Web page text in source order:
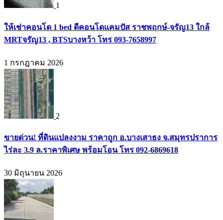
1
ให้เช่าคอนโด 1 bed ดีคอนโดแคมปัส ราชพฤกษ์-จรัญ13 ใกล้
MRTจรัญ13 , BTSบางหว้า โทร 093-7658997
1 กรกฎาคม 2026
2
ขายด่วน! ที่ดินแปลงงาม ราคาถูก อ.บางเสาธง จ.สมุทรปราการ
ไร่ละ 3.9 ล.ราคาพิเศษ พร้อมโอน โทร 092-6869618
30 มิถุนายน 2026